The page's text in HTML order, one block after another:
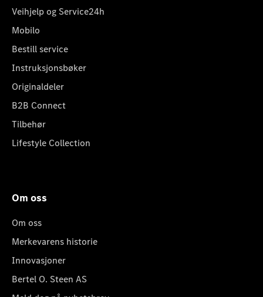
Veihjelp og Service24h
Mobilo
Bestill service
Instruksjonsbøker
Originaldeler
B2B Connect
Tilbehør
Lifestyle Collection
Om oss
Om oss
Merkevarens historie
Innovasjoner
Bertel O. Steen AS